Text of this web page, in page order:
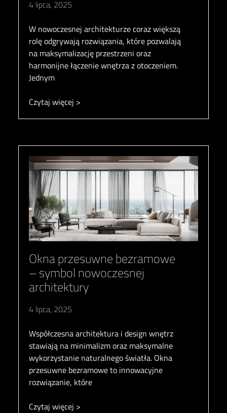
4 lipca, 2025
W nowoczesnej architekturze coraz większą
rolę odgrywają rozwiązania, które pozwalają
na maksymalizację przestrzeni oraz
harmonijne łączenie wnętrza z otoczeniem.
Jednym
Czytaj więcej >
Okna przesuwne bezramowe
– symbol nowoczesnej
architektury
4 lipca, 2025
Współczesna architektura i design wnętrz
stawiają na minimalizm oraz maksymalne
wykorzystanie naturalnego światła. Okna
przesuwne bezramowe to innowacyjne
rozwiązanie, które
Czytaj więcej >